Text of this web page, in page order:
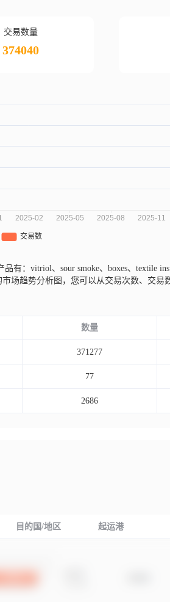
交易数量
374040
有：vitriol、sour smoke、boxes、textile
市场趋势分析图，您可以从交易次数、交
数量
371277
77
2686
目的国/地区 起运港